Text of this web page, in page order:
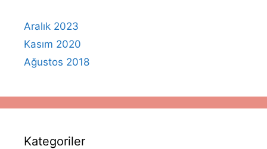
Aralık 2023
Kasım 2020
Ağustos 2018
Kategoriler